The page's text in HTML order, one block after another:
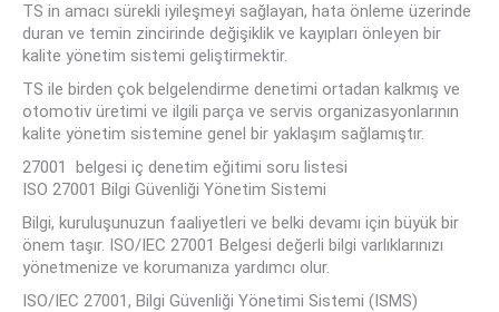
TS in amacı sürekli iyileşmeyi sağlayan, hata önleme üzerinde
duran ve temin zincirinde değişiklik ve kayıpları önleyen bir
kalite yönetim sistemi geliştirmektir.
TS ile birden çok belgelendirme denetimi ortadan kalkmış ve
otomotiv üretimi ve ilgili parça ve servis organizasyonlarının
kalite yönetim sistemine genel bir yaklaşım sağlamıştır.
27001 belgesi iç denetim eğitimi soru listesi
ISO 27001 Bilgi Güvenliği Yönetim Sistemi
Bilgi, kuruluşunuzun faaliyetleri ve belki devamı için büyük bir
önem taşır. ISO/IEC 27001 Belgesi değerli bilgi varlıklarınızı
yönetmenize ve korumanıza yardımcı olur.
ISO/IEC 27001, Bilgi Güvenliği Yönetimi Sistemi (ISMS)